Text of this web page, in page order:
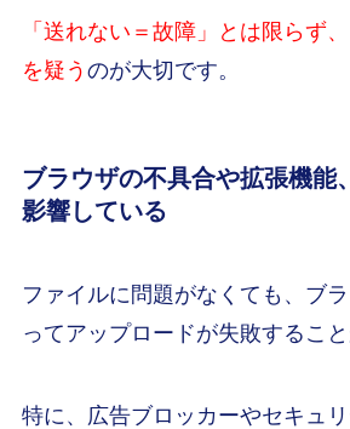
「送れない＝故障」とは限らず
を疑う のが大切です。
ブラウザの不具合や拡張機能
影響している
ファイルに問題がなくても、ブ
ってアップロードが失敗すること
特に、広告ブロッカーやセキュ